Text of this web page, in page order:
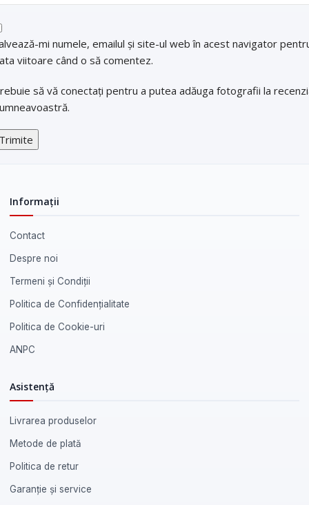
mi numele, emailul și site-ul web în acest navigator
viitoare când o să comentez.
să vă conectați pentru a putea adăuga fotografii la
Informații
Contact
Despre noi
Termeni și Condiții
Politica de Confidențialitate
Politica de Cookie-uri
ANPC
Asistență
Livrarea produselor
Metode de plată
Politica de retur
Garanție și service